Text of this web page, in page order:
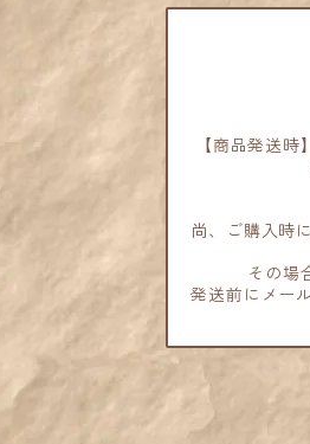
【商品発送
尚、ご購入時
その場
発送前にメー